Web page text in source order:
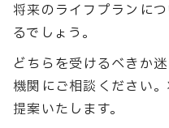
将来のライフプランに
るでしょう。
どちらを受けるべきか
機関にご相談ください
提案いたします。